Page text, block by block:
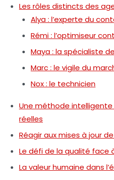
Les rôles distincts des
Alya : l’experte du
Rémi : l’optimiseur
Maya : la spécialiste
Marc : le vigile du
Nox : le technicien
Une méthode
réelles
Réagir aux mises à jour
Le défi de la qualité face
La valeur humaine dans